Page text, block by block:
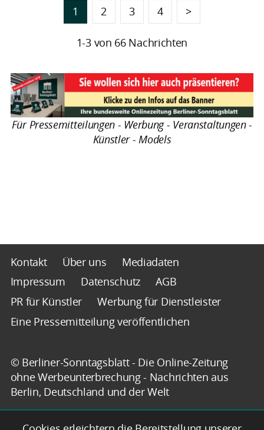
1 2 3 4 >
1-3 von 66 Nachrichten
Für Pressemitteilungen - Werbung - Veranstaltungen -
Künstler - Models
Kontakt Über uns
Mediadaten
Impressum
Datenschutz
AGB
PR für Künstler
Werbung für Dienstleister
Eine Pressemitteilung veröffentlichen
© Berliner-Sonntagsblatt - Die Online-Zeitung
ohne Werbeunterbrechung - Nachrichten aus
Berlin, Deutschland und der Welt